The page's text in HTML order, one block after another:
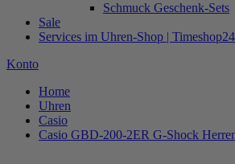
Schmuck Geschenk-Sets
Sale
Services im Uhren-Shop | Timeshop24
Konto
Home
Uhren
Casio
Casio GBD-200-2ER G-Shock